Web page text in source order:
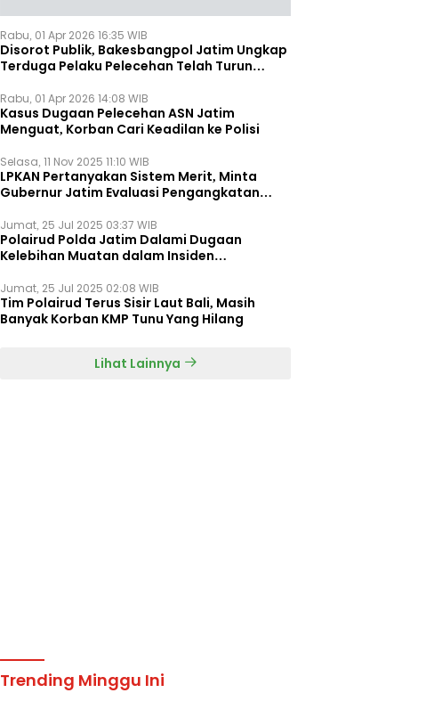
Rabu, 01 Apr 2026 16:35 WIB
Disorot Publik, Bakesbangpol Jatim Ungkap
Terduga Pelaku Pelecehan Telah Turun
Rabu, 01 Apr 2026 14:08 WIB
Kasus Dugaan Pelecehan ASN Jatim
Menguat, Korban Cari Keadilan ke Polisi
Selasa, 11 Nov 2025 11:10 WIB
LPKAN Pertanyakan Sistem Merit, Minta
Gubernur Jatim Evaluasi Pengangkatan
Jumat, 25 Jul 2025 03:37 WIB
Polairud Polda Jatim Dalami Dugaan
Kelebihan Muatan dalam Insiden
Jumat, 25 Jul 2025 02:08 WIB
Tim Polairud Terus Sisir Laut Bali, Masih
Banyak Korban KMP Tunu Yang Hilang
Lihat Lainnya
Trending Minggu Ini